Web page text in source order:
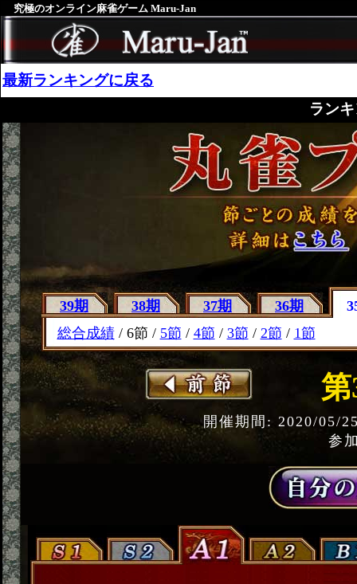
究極のオンライン麻雀ゲーム Maru-Jan
最新ランキングに戻る
ラン
39期 38期 37期 36期
総合成績/ 6節 / 5節 / 4節 / 3節 / 2節 / 1節
第
開催期間: 2020/05/
参